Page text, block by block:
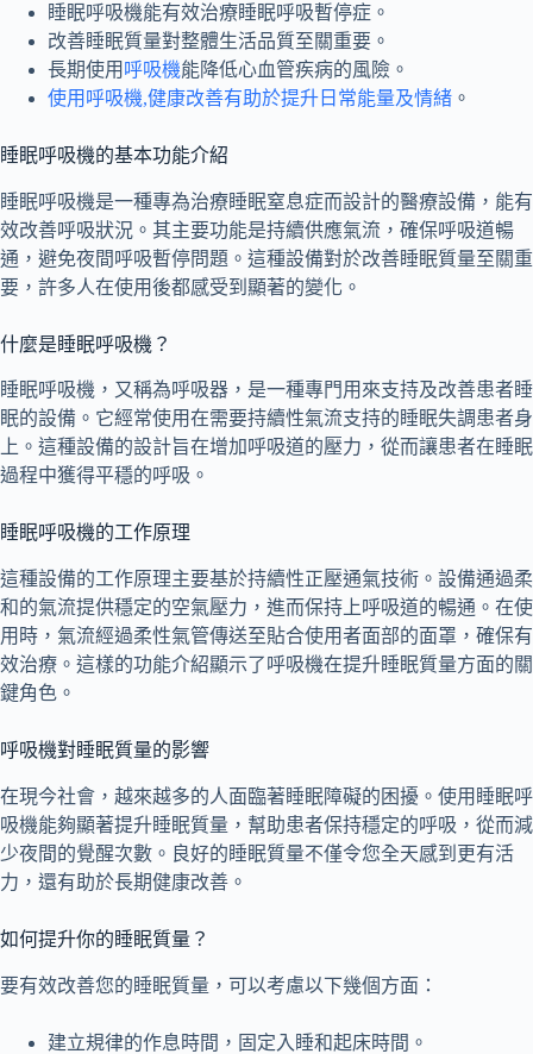
睡眠呼吸機能有效治療睡眠呼吸暫停症 。
改善睡眠質量對整體生活品質至關重要。
長期使用 呼吸機能降低心血管疾病的風險。
使用呼吸機,健康改善有助於提升日常能量及情緒 。
睡眠呼吸機的基本功能介紹
睡眠呼吸機是一種專為治療睡眠窒息症而設計的醫療設備，能有
效改善呼吸狀況。其主要功能是持續供應氣流，確保呼吸道暢
通，避免夜間呼吸暫停問題。這種設備對於改善睡眠質量至關重
要，許多人在使用後都感受到顯著的變化。
什麼是睡眠呼吸機？
睡眠呼吸機，又稱為呼吸器，是一種專門用來支持及改善患者睡
眠的設備。它經常使用在需要持續性氣流支持的睡眠失調患者身
上。這種設備的設計旨在增加呼吸道的壓力，從而讓患者在睡眠
過程中獲得平穩的呼吸。
睡眠呼吸機的工作原理
這種設備的工作原理主要基於持續性正壓通氣技術。設備通過柔
和的氣流提供穩定的空氣壓力，進而保持上呼吸道的暢通。在使
用時，氣流經過柔性氣管傳送至貼合使用者面部的面罩，確保有
效治療。這樣的功能介紹顯示了呼吸機在提升睡眠質量方面的關
鍵角色。
呼吸機對睡眠質量的影響
在現今社會，越來越多的人面臨著睡眠障礙的困擾。使用睡眠呼
吸機能夠顯著提升睡眠質量，幫助患者保持穩定的呼吸，從而減
少夜間的覺醒次數。良好的睡眠質量不僅令您全天感到更有活
力，還有助於長期健康改善。
如何提升你的睡眠質量？
要有效改善您的睡眠質量，可以考慮以下幾個方面：
建立規律的作息時間，固定入睡和起床時間。